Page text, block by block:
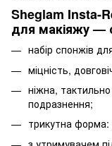
Sheglam Insta-
для макіяжу —
набір спонжів
міцність,
ніжна,
подразнення;
трикутна форма: